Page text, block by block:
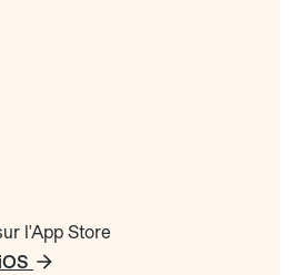
l'App Store